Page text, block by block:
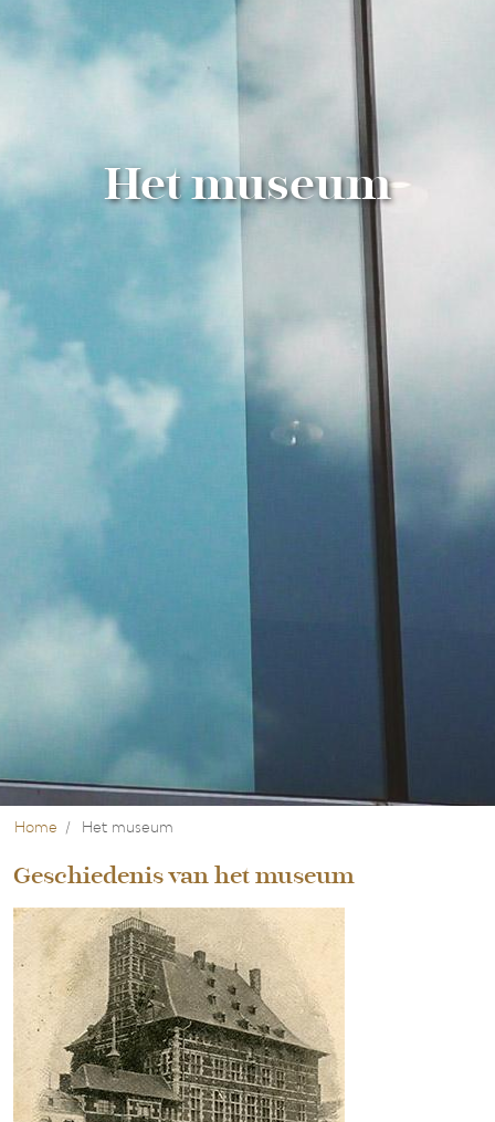
Het museum
Home Het museum
Geschiedenis van het museum